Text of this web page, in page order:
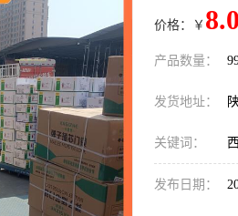
价格：￥
产品数量：
发货地址：
关键词：
发布日期：